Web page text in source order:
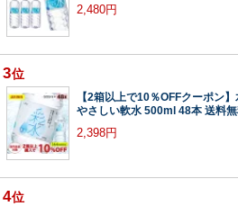
2,480円
3位
【2箱以上で10％OFFクーポン
やさしい軟水 500ml 48本 送料
2,398円
4位